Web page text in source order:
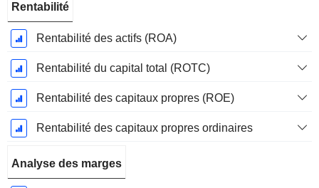
Fiscale:
Décembre
Rentabilité
Rentabilité des actifs (ROA)
Rentabilité du capital total (ROTC)
Rentabilité des capitaux propres (ROE)
Rentabilité des capitaux propres ordinaires
Analyse des marges